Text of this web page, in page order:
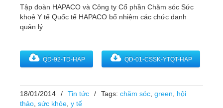
Tập đoàn HAPACO và Công ty Cổ phần Chăm sóc Sức
khoẻ Y tế Quốc tế HAPACO bổ nhiệm các chức danh
quản lý
QD-92-TD-HAP QD-01-CSSK-YTQT-HAP
18/01/2014 / Tin tức / Tags: chăm sóc green
hội
thảo sức khỏe y tế